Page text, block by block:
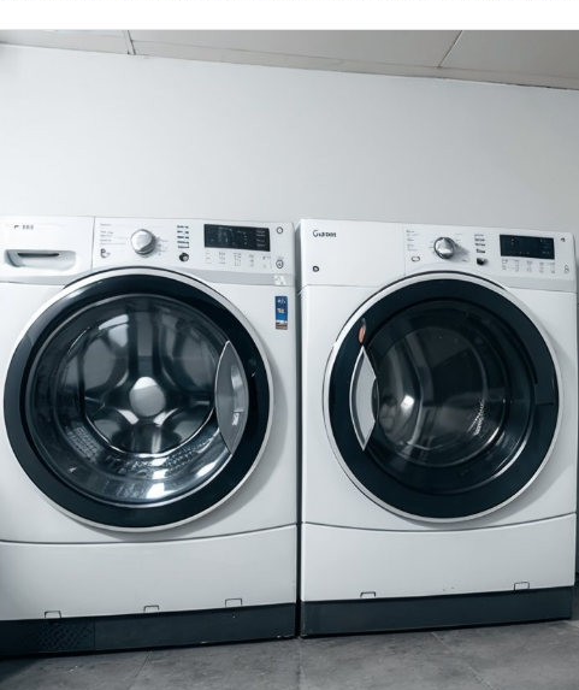
Безопасность данных в
системе умного дома